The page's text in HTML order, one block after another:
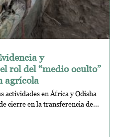
y
rol del “medio oculto”
agrícola
actividades en África y Odisha
cierre en la transferencia de...